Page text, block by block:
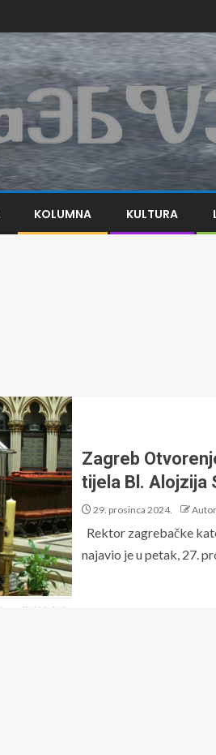
KOLUMNA KULTURA
Zagreb
tijela Bl. Alojzija
29. prosinca 2024.
Rektor zagrebačke
najavio je u petak, 27.